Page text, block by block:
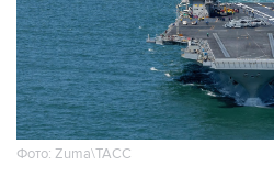
Фото: Zuma\ТАСС
Москва. 8 августа.